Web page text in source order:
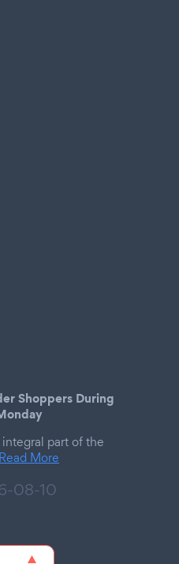
Shoppers During
part of the
Read More
08-10